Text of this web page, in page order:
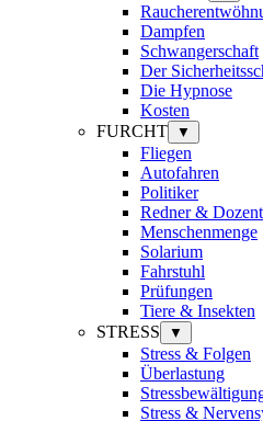
Dampfen
Schwangerschaft
Der
Die Hypnose
Kosten
FURCHT
▼
Fliegen
Autofahren
Politiker
Redner &
Menschenmenge
Solarium
Fahrstuhl
Prüfungen
Tiere & Insekten
STRESS
▼
Stress & Folgen
Überlastung
Stress &